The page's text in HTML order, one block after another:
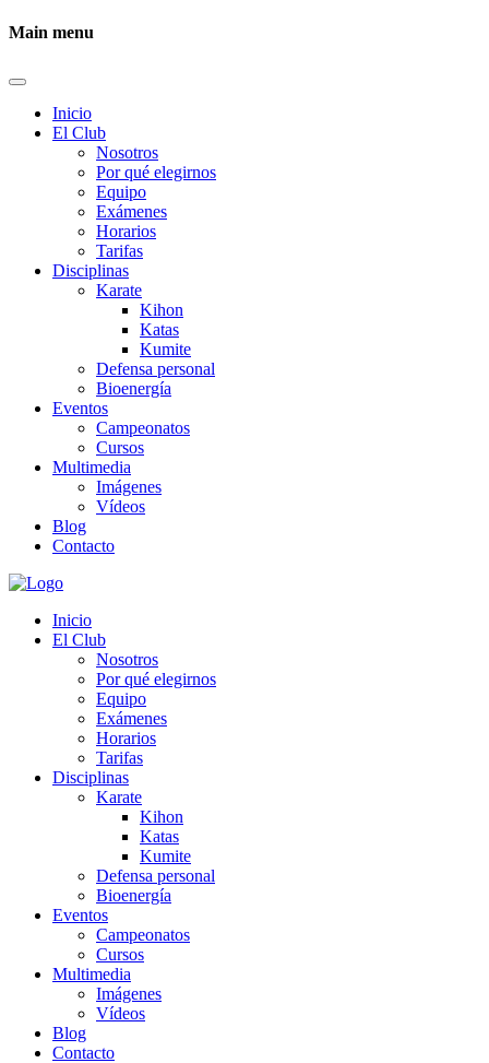
Main menu
Inicio
El Club
Nosotros
Por qué elegirnos
Equipo
Exámenes
Horarios
Tarifas
Disciplinas
Karate
Kihon
Katas
Kumite
Defensa personal
Bioenergía
Eventos
Campeonatos
Cursos
Multimedia
Imágenes
Vídeos
Blog
Contacto
Inicio
El Club
Nosotros
Por qué elegirnos
Equipo
Exámenes
Horarios
Tarifas
Disciplinas
Karate
Kihon
Katas
Kumite
Defensa personal
Bioenergía
Eventos
Campeonatos
Cursos
Multimedia
Imágenes
Vídeos
Blog
Contacto